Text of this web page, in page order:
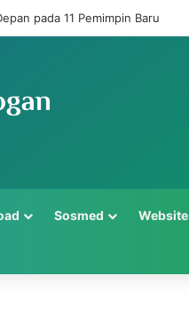
pada 11 Pemimpin Baru
Sosmed Website